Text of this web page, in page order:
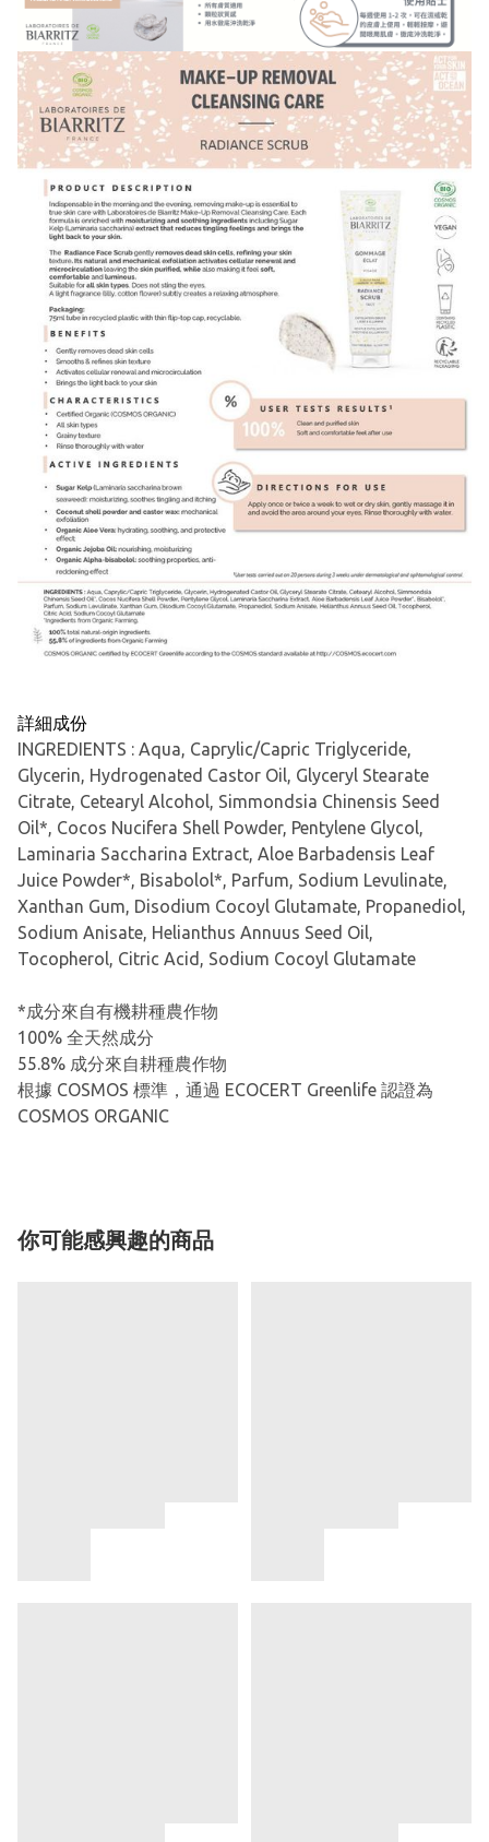
詳細成份
INGREDIENTS : Aqua, Caprylic/Capric Triglyceride,
Glycerin, Hydrogenated Castor Oil, Glyceryl Stearate
Citrate, Cetearyl Alcohol, Simmondsia Chinensis Seed
Oil*, Cocos Nucifera Shell Powder, Pentylene Glycol,
Laminaria Saccharina Extract, Aloe Barbadensis Leaf
Juice Powder*, Bisabolol*, Parfum, Sodium Levulinate,
Xanthan Gum, Disodium Cocoyl Glutamate, Propanediol,
Sodium Anisate, Helianthus Annuus Seed Oil,
Tocopherol, Citric Acid, Sodium Cocoyl Glutamate
*成分來自有機耕種農作物
100% 全天然成分
55.8% 成分來自耕種農作物
根據 COSMOS 標準，通過 ECOCERT Greenlife 認證為
COSMOS ORGANIC
你可能感興趣的商品